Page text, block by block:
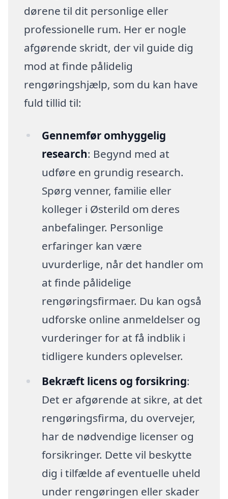
dørene til dit personlige eller
professionelle rum. Her er nogle
afgørende skridt, der vil guide dig
mod at finde pålidelig
rengøringshjælp, som du kan have
fuld tillid til:
Gennemfør omhyggelig
research: Begynd med at
udføre en grundig research.
Spørg venner, familie eller
kolleger i Østerild om deres
anbefalinger. Personlige
erfaringer kan være
uvurderlige, når det handler om
at finde pålidelige
rengøringsfirmaer. Du kan også
udforske online anmeldelser og
vurderinger for at få indblik i
tidligere kunders oplevelser.
Bekræft licens og forsikring:
Det er afgørende at sikre, at det
rengøringsfirma, du overvejer,
har de nødvendige licenser og
forsikringer. Dette vil beskytte
dig i tilfælde af eventuelle uheld
under rengøringen eller skader